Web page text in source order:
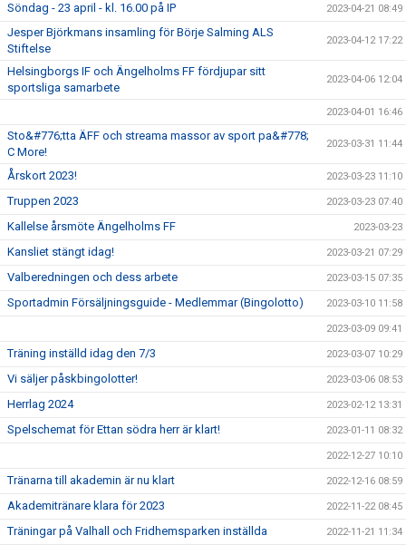
Söndag - 23 april - kl. 16.00 på IP 2023-04-21 08:49
Jesper Björkmans insamling för Börje Salming ALS
Stiftelse
2023-04-12 17:22
Helsingborgs IF och Ängelholms FF fördjupar sitt
sportsliga samarbete
2023-04-06 12:04
2023-04-01 16:46
Sto&#776;tta ÄFF och streama massor av sport pa&#778;
C More!
2023-03-31 11:44
Årskort 2023! 2023-03-23 11:10
Truppen 2023 2023-03-23 07:40
Kallelse årsmöte Ängelholms FF 2023-03-23
Kansliet stängt idag! 2023-03-21 07:29
Valberedningen och dess arbete 2023-03-15 07:35
Sportadmin Försäljningsguide - Medlemmar (Bingolotto) 2023-03-10 11:58
2023-03-09 09:41
Träning inställd idag den 7/3 2023-03-07 10:29
Vi säljer påskbingolotter! 2023-03-06 08:53
Herrlag 2024 2023-02-12 13:31
Spelschemat för Ettan södra herr är klart! 2023-01-11 08:32
2022-12-27 10:10
Tränarna till akademin är nu klart 2022-12-16 08:59
Akademitränare klara för 2023 2022-11-22 08:45
Träningar på Valhall och Fridhemsparken inställda 2022-11-21 11:34